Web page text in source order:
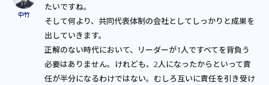
たいですね。
そして何より、共同代表体制の会社としてしっかりと成果を
出していきます。
正解のない時代において、リーダーが1人ですべてを背負う
必要はありません。けれども、2人になったからといって責
任が半分になるわけではない。むしろ互いに責任を引き受け